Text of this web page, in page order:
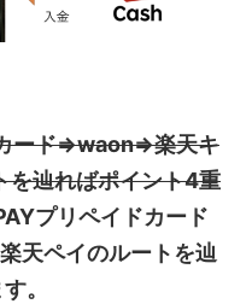
ード⇒waon⇒楽天キ
辿ればポイント4重
プリペイドカード
ペイのルートを辿
。